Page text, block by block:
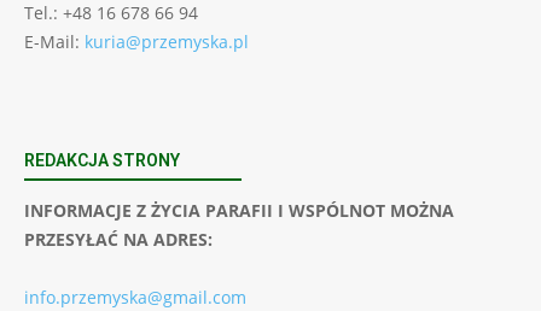
Tel.: +48 16 678 66 94
E-Mail: kuria@przemyska.pl
REDAKCJA STRONY
INFORMACJE Z ŻYCIA PARAFII I WSPÓLNOT MOŻNA
PRZESYŁAĆ NA ADRES:
info.przemyska@gmail.com